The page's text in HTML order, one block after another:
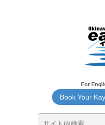
For
Book Your